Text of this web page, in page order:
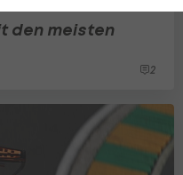
den meisten
2